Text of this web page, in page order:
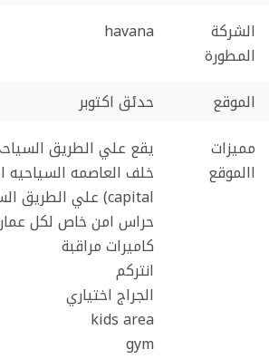
الشركة
المطورة
havana
الموقع
حدئق اكتوبر
مميزات
االموقع
يقع علي الطريق
capital) علي الطريق السياحي الجديد
حراس امن خاص لكل
كاميرات مراقبة
انتركم
الجراج اختياري
kids area
gym